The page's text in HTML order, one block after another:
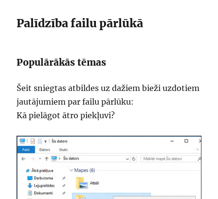
Palīdzība failu pārlūkā
Populārākās tēmas
Šeit sniegtas atbildes uz dažiem bieži uzdotiem
jautājumiem par failu pārlūku:
Kā pielāgot ātro piekļuvi?